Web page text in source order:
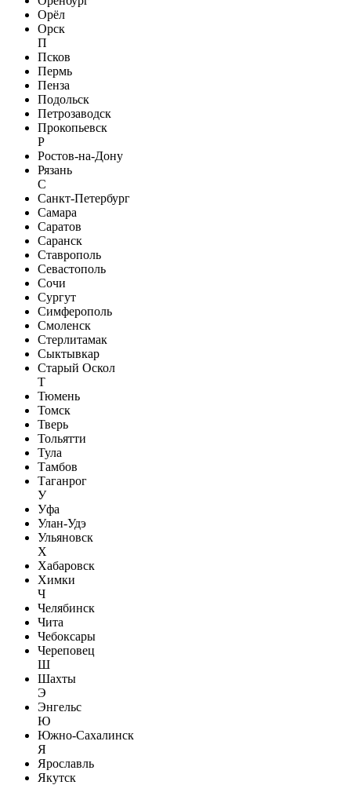
Орёл
Орск
П
Псков
Пермь
Пенза
Подольск
Петрозаводск
Прокопьевск
Р
Ростов-на-Дону
Рязань
С
Санкт-Петербург
Самара
Саратов
Саранск
Ставрополь
Севастополь
Сочи
Сургут
Симферополь
Смоленск
Стерлитамак
Сыктывкар
Старый Оскол
Т
Тюмень
Томск
Тверь
Тольятти
Тула
Тамбов
Таганрог
У
Уфа
Улан-Удэ
Ульяновск
Х
Хабаровск
Химки
Ч
Челябинск
Чита
Чебоксары
Череповец
Ш
Шахты
Э
Энгельс
Ю
Южно-Сахалинск
Я
Ярославль
Якутск